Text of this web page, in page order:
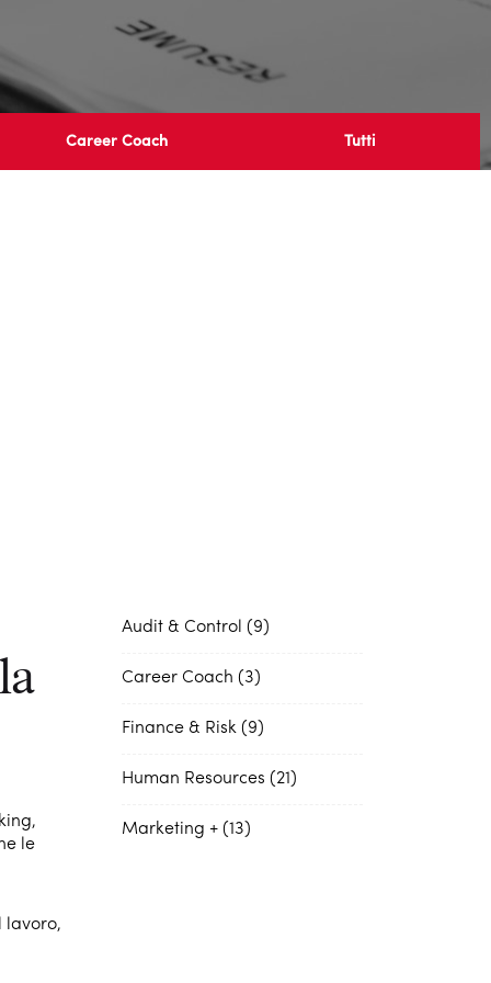
Career Coach Tutti
le
lavoro,
Audit & Control 9
Career Coach 3
Finance & Risk 9
Human Resources 21
Marketing + 13